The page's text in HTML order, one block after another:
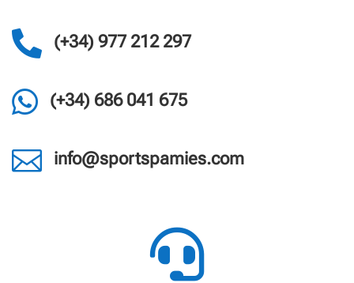
 (+34) 977 212 297
 (+34) 686 041 675
 info@sportspamies.com
